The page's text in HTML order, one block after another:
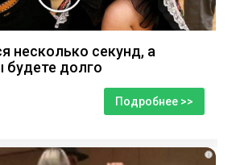
несколько секунд, а
будете долго
Подробнее >>
i